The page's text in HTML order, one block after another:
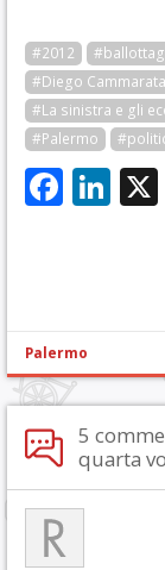
#2012
#Diego Cammarata
#La sinistra e gli
#Palermo
Palermo
5
quarta